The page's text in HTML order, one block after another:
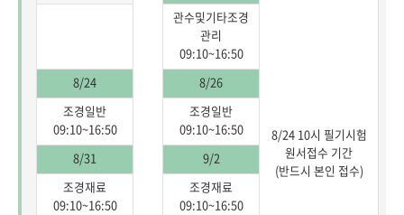
8/24 10시 필기시험
원서접수 기간
(반드시 본인 접수)
관수및기타조경
관리
09:10~16:50
8/24
8/26
조경일반
09:10~16:50
조경일반
09:10~16:50
8/31
9/2
조경재료
09:10~16:50
조경재료
09:10~16:50